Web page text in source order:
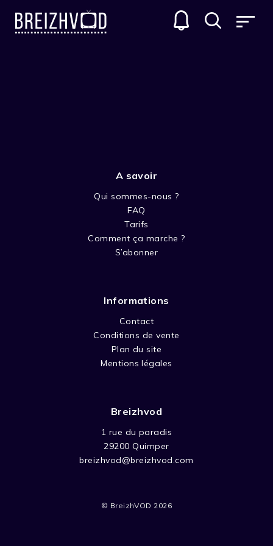
A savoir
Qui sommes-nous ?
FAQ
Tarifs
Comment ça marche ?
S’abonner
Informations
Contact
Conditions de vente
Plan du site
Mentions légales
Breizhvod
1 rue du paradis
29200 Quimper
breizhvod@breizhvod.com
© BreizhVOD 2026